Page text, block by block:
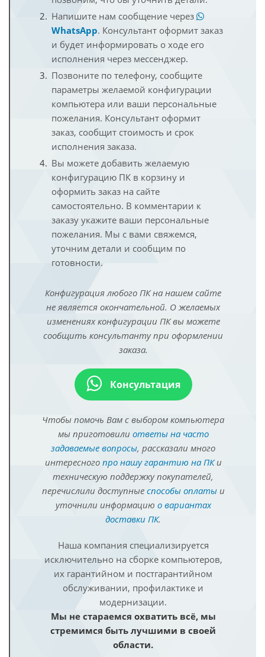
Напишите нам сообщение через
WhatsApp. Консультант оформит заказ
и будет информировать о ходе его
исполнения через мессенджер.
Позвоните по телефону, сообщите
параметры желаемой конфигурации
компьютера или ваши персональные
пожелания. Консультант оформит
заказ, сообщит стоимость и срок
исполнения заказа.
Вы можете добавить желаемую
конфигурацию ПК в корзину и
оформить заказ на сайте
самостоятельно. В комментарии к
заказу укажите ваши персональные
пожелания. Мы с вами свяжемся,
уточним детали и сообщим по
готовности.
Конфигурация любого ПК на нашем сайте
не является окончательной. О желаемых
изменениях конфигурации ПК вы можете
сообщить консультанту при оформлении
заказа.
Консультация
Чтобы помочь Вам с выбором компьютера
мы приготовили ответы на часто
задаваемые вопросы, рассказали много
интересного про нашу гарантию на ПКи
техническую поддержку покупателей,
перечислили доступные способы оплатыи
уточнили информацию о вариантах
доставки ПК.
Наша компания специализируется
исключительно на сборке компьютеров,
их гарантийном и постгарантийном
обслуживании, профилактике и
модернизации.
Мы не стараемся охватить всё, мы
стремимся быть лучшими в своей
области.